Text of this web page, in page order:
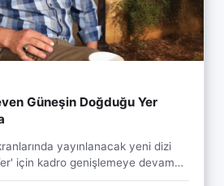
Güneşin Doğduğu Yer
yayınlanacak yeni dizi
için kadro genişlemeye devam
ile Çiğdem Bozali'ni...